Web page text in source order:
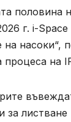
половина
г. i-Space
на насоки“,
процеса на
за листване